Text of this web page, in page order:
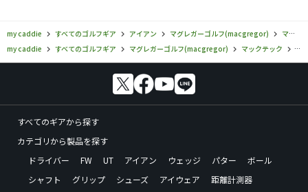
my caddie すべてのゴルフギア アイアン マグレガーゴルフ(macgregor)
マックテック
my caddie
すべてのゴルフギア マグレガーゴルフ(macgregor) マックテック マ
すべてのギアから探す
カテゴリから製品を探す
ドライバー
FW UT アイアン ウェッジ パター
ボール
シャフト
グリップ シューズ アイウェア
距離計測器